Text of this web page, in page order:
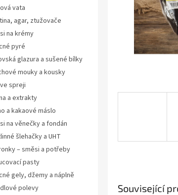
vata
agar, ztužovače
na krémy
pyré
glazura a sušené bílky
mouky a kousky
spreji
a extrakty
a kakaové máslo
na věnečky a fondán
šlehačky a UHT
– směsi a potřeby
pasty
gely, džemy a náplně
polevy
Související